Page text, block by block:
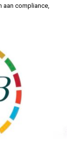
aan compliance,